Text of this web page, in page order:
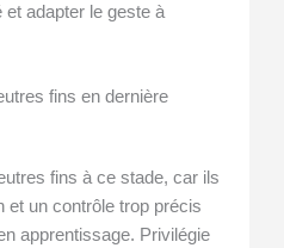
adapter le geste à
fins en dernière
fins à ce stade, car ils
et un contrôle trop précis
apprentissage. Privilégie